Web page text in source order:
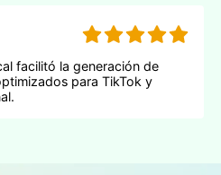
facilitó la generación de
para TikTok y